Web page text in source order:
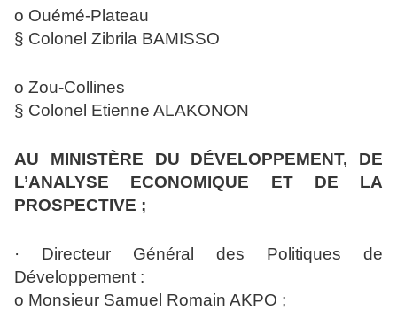
o Ouémé-Plateau
§ Colonel Zibrila BAMISSO
o Zou-Collines
§ Colonel Etienne ALAKONON
AU MINISTÈRE DU DÉVELOPPEMENT, DE
L’ANALYSE ECONOMIQUE ET DE LA
PROSPECTIVE ;
· Directeur Général des Politiques de
Développement :
o Monsieur Samuel Romain AKPO ;